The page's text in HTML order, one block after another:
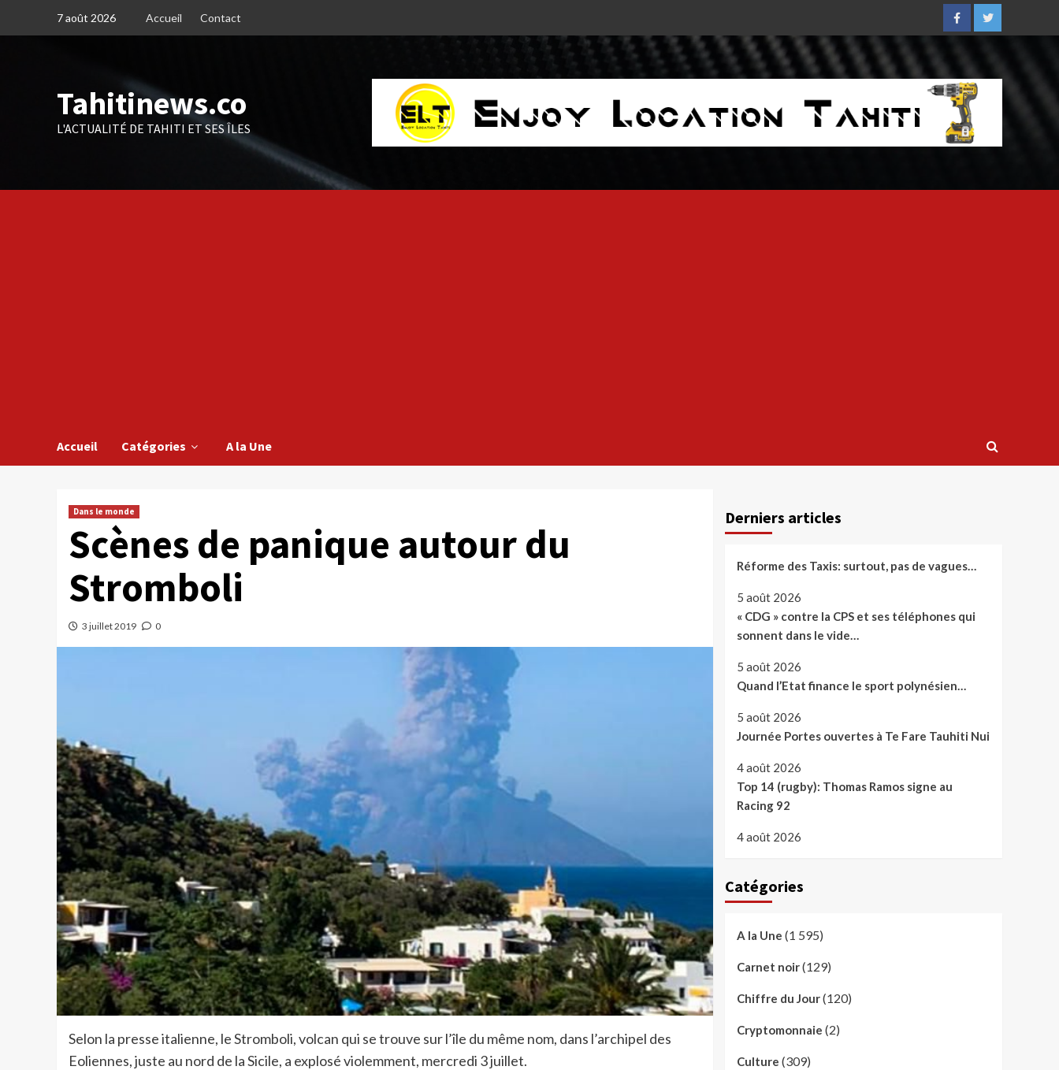
7 août 2026 Accueil Contact
FacebookTwitter
Tahitinews.co
L'ACTUALITÉ DE TAHITI ET SES ÎLES
Accueil Catégories A la Une
Dans le monde
Scènes de panique autour du
Stromboli
3 juillet 2019 0
Selon la presse italienne, le Stromboli, volcan qui se trouve sur l’île du même nom, dans l’archipel des
Eoliennes, juste au nord de la Sicile, a explosé violemment, mercredi 3 juillet.
Derniers articles
Réforme des Taxis: surtout, pas de vagues…
5 août 2026
« CDG » contre la CPS et ses téléphones qui
sonnent dans le vide…
5 août 2026
Quand l’Etat finance le sport polynésien…
5 août 2026
Journée Portes ouvertes à Te Fare Tauhiti Nui
4 août 2026
Top 14 (rugby): Thomas Ramos signe au
Racing 92
4 août 2026
Catégories
A la Une (1 595)
Carnet noir(129)
Chiffre du Jour(120)
Cryptomonnaie (2)
Culture (309)